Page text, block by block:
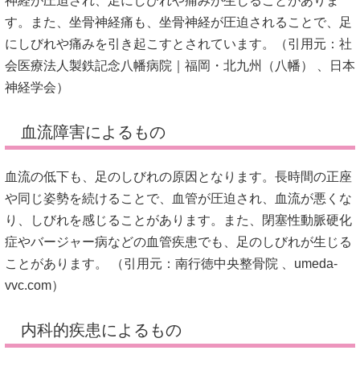
す。
また、坐骨神経痛も、坐骨神経が圧迫されることで、足
にしびれや痛みを引き起こすとされています。（引用元： 社
会医療法人製鉄記念八幡病院｜福岡・北九州（八幡）
日本
神経学会）
血流障害によるもの
血流の低下も、足のしびれの原因となります。 長時間の正座
や同じ姿勢を続けることで、血管が圧迫され、血流が悪くな
り、しびれを感じることがあります。
また、閉塞性動脈硬化
症やバージャー病などの血管疾患でも、足のしびれが生じる
ことがあります。
（引用元： 南行徳中央整骨院
umeda-
vvc.com）
内科的疾患によるもの